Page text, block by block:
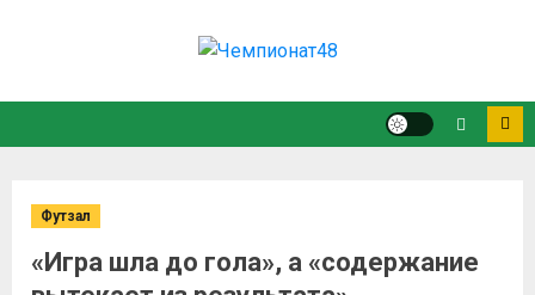
Футзал
«Игра шла до гола», а «содержание